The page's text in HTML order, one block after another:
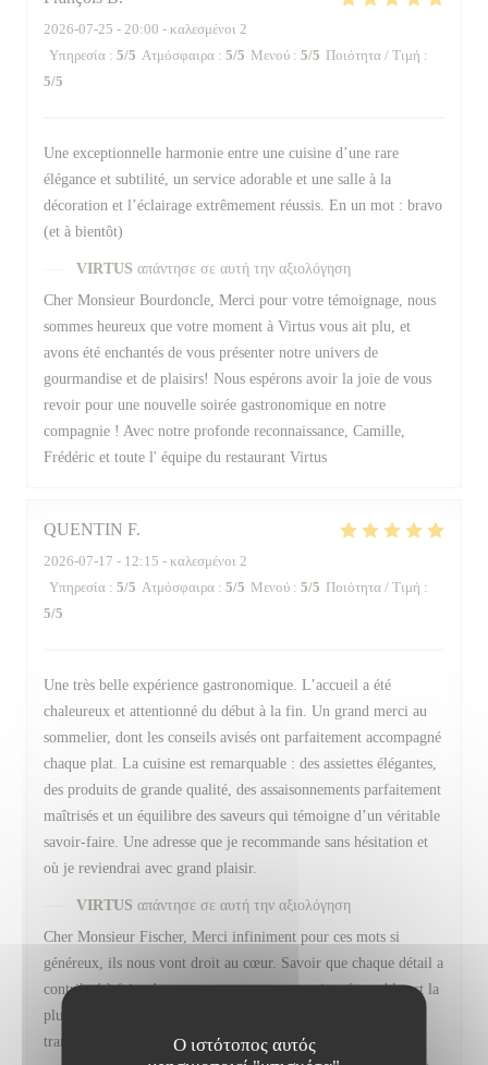
Ο ιστότοπος αυτός
2026-07-25 - 20:00 - καλεσμένοι 2
Υπηρεσία : 5/5 Ατμόσφαιρα : 5/5 Μενού : 5/5 Ποιότητα / Τιμή :
5/5
Une exceptionnelle harmonie entre une cuisine d’une rare
élégance et subtilité, un service adorable et une salle à la
décoration et l’éclairage extrêmement réussis. En un mot : bravo
(et à bientôt)
VIRTUS απάντησε σε αυτή την αξιολόγηση
Cher Monsieur Bourdoncle, Merci pour votre témoignage, nous
sommes heureux que votre moment à Virtus vous ait plu, et
avons été enchantés de vous présenter notre univers de
gourmandise et de plaisirs! Nous espérons avoir la joie de vous
revoir pour une nouvelle soirée gastronomique en notre
compagnie ! Avec notre profonde reconnaissance, Camille,
Frédéric et toute l' équipe du restaurant Virtus
QUENTIN F
2026-07-17 - 12:15 - καλεσμένοι 2
Υπηρεσία : 5/5 Ατμόσφαιρα : 5/5 Μενού : 5/5 Ποιότητα / Τιμή :
5/5
Une très belle expérience gastronomique. L’accueil a été
chaleureux et attentionné du début à la fin. Un grand merci au
sommelier, dont les conseils avisés ont parfaitement accompagné
chaque plat. La cuisine est remarquable : des assiettes élégantes,
des produits de grande qualité, des assaisonnements parfaitement
maîtrisés et un équilibre des saveurs qui témoigne d’un véritable
savoir-faire. Une adresse que je recommande sans hésitation et
où je reviendrai avec grand plaisir.
VIRTUS απάντησε σε αυτή την αξιολόγηση
Cher Monsieur Fischer, Merci infiniment pour ces mots si
généreux, ils nous vont droit au cœur. Savoir que chaque détail a
contribué à faire de votre moment un souvenir mémorable est la
plus belle des récompenses pour toute notre équipe, et nous
transmettrons bien sûr vos compliments à Baptiste, notre